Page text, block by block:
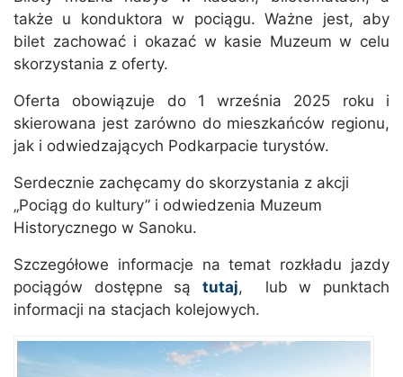
także u konduktora w pociągu. Ważne jest, aby
bilet zachować i okazać w kasie Muzeum w celu
skorzystania z oferty.
Oferta obowiązuje do 1 września 2025 roku i
skierowana jest zarówno do mieszkańców regionu,
jak i odwiedzających Podkarpacie turystów.
Serdecznie zachęcamy do skorzystania z akcji
„Pociąg do kultury” i odwiedzenia Muzeum
Historycznego w Sanoku.
Szczegółowe informacje na temat rozkładu jazdy
pociągów dostępne są tutaj, lub w punktach
informacji na stacjach kolejowych.